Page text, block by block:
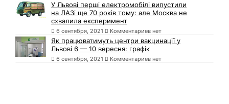
У Львові перші електромобілі випустили
на ЛАЗі ще 70 років тому: але Москва не
схвалила експеримент
6 сентября, 2021 Комментариев нет
Як працюватимуть центри вакцинації у
Львові 6 — 10 вересня: графік
6 сентября, 2021 Комментариев нет